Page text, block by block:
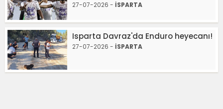
27-07-2026 - İSPARTA
Isparta Davraz'da Enduro heyecanı!
27-07-2026 - İSPARTA